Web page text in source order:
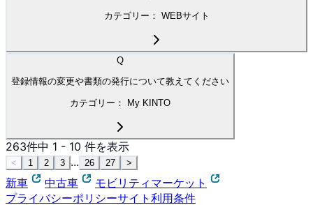
カテゴリー： WEBサイト
Q
登録情報の変更や書類の発行について教えてください
カテゴリー： My KINTO
263件中 1 - 10 件を表示
< 1 2 3 ... 26 27 >
新車 中古車
モビリティマーケット
プライバシーポリシーサイト利用条件